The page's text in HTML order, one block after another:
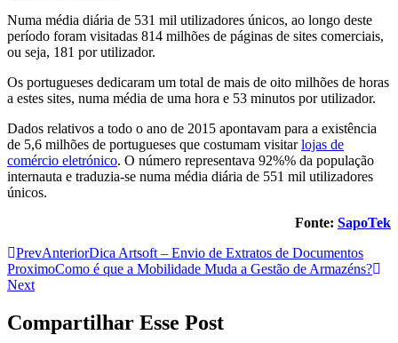
Numa média diária de 531 mil utilizadores únicos, ao longo deste
período foram visitadas 814 milhões de páginas de sites comerciais,
ou seja, 181 por utilizador.
Os portugueses dedicaram um total de mais de oito milhões de horas
a estes sites, numa média de uma hora e 53 minutos por utilizador.
Dados relativos a todo o ano de 2015 apontavam para a existência
de 5,6 milhões de portugueses que costumam visitarlojas de
comércio eletrónico. O número representava 92%% da população
internauta e traduzia-se numa média diária de 551 mil utilizadores
únicos.
Fonte: SapoTek
PrevAnteriorDica Artsoft – Envio de Extratos de Documentos
ProximoComo é que a Mobilidade Muda a Gestão de Armazéns?
Next
Compartilhar Esse Post